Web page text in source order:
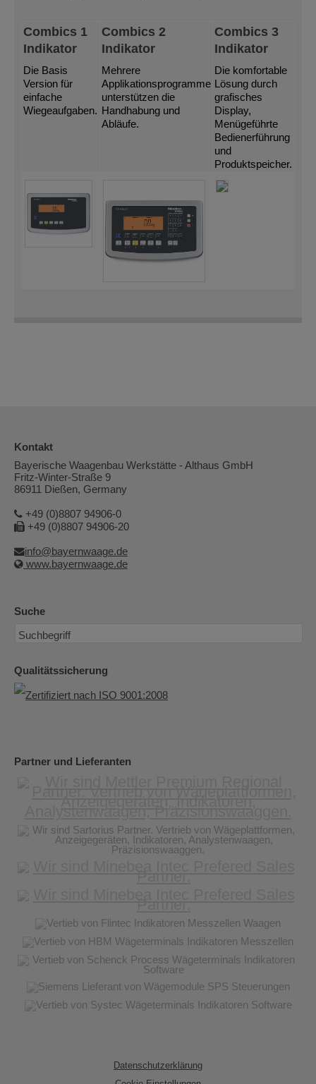
Combics 1
Indikator
Die Basis
Version für
einfache
Wiegeaufgaben.
Combics 2
Indikator
Mehrere
Applikationsprogramme
unterstützen die
Handhabung und
Abläufe.
Combics 3
Indikator
Die komfortable
Lösung durch
grafisches
Display,
Menügeführte
Bedienerführung
und
Produktspeicher.
Kontakt
Bayerische Waagenbau Werkstätte - Althaus GmbH
Fritz-Winter-Straße 9
86911 Dießen, Germany
+49 (0)8807 94906-0
+49 (0)8807 94906-20
info@bayernwaage.de
www.bayernwaage.de
Suche
Qualitätssicherung
Partner und Lieferanten
Datenschutzerklärung